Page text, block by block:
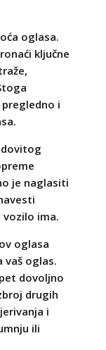
oglasa.
ključne
i
je naglasiti
vozilo ima.
oglasa
vaš oglas.
dovoljno
drugih
i
ili